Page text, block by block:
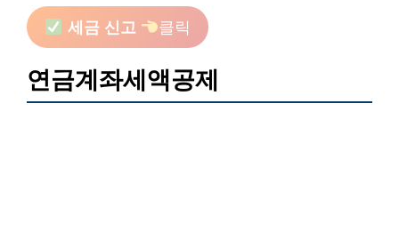
세금 신고 클릭
연금계좌세액공제